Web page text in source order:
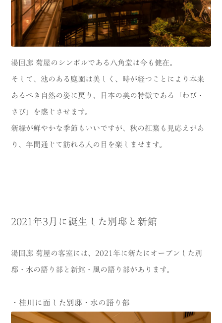
湯回廊 菊屋のシンボルである八角堂は今も健在。
そして、池のある庭園は美しく、時が経つことにより本来
あるべき自然の姿に戻り、日本の美の特徴である「わび・
さび」を感じさせます。
新緑が鮮やかな季節もいいですが、秋の紅葉も見応えがあ
り、年間通じて訪れる人の目を楽しませます。
2021年3月に誕生した別邸と新館
湯回廊 菊屋の客室には、2021年に新たにオープンした別
邸・水の語り部と新館・風の語り部があります。
・桂川に面した別邸・水の語り部